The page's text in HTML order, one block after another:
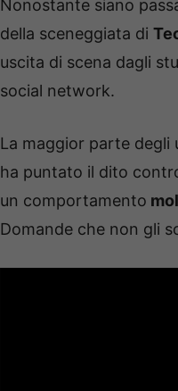
Nonostante siano
della sceneggiata di
uscita di scena dagli
social network.
La maggior parte degli
ha puntato il dito
un comportamento
Domande che non gli